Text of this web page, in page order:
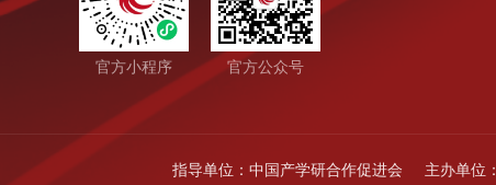
官方小程序 官方公众号
指导单位： 中国产学研合作促进会 主办单位：